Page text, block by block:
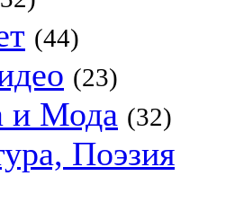
(44)
(23)
и Мода (32)
Поэзия